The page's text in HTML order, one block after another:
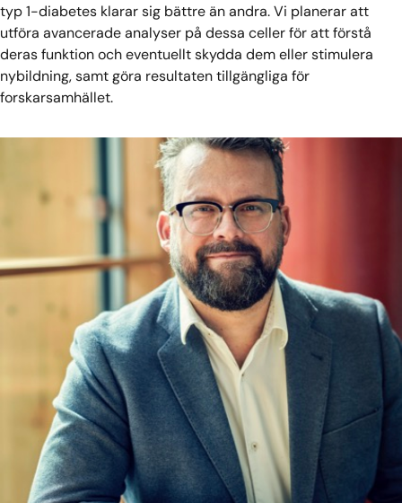
typ 1-diabetes klarar sig bättre än andra. Vi planerar att
utföra avancerade analyser på dessa celler för att förstå
deras funktion och eventuellt skydda dem eller stimulera
nybildning, samt göra resultaten tillgängliga för
forskarsamhället.